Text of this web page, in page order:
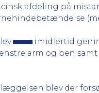
afdeling på
imidlertid
arm og ben
blev der